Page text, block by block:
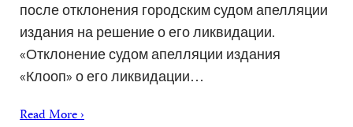
после отклонения городским судом апелляции
издания на решение о его ликвидации.
«Отклонение судом апелляции издания
«Клооп» о его ликвидации…
Read More ›